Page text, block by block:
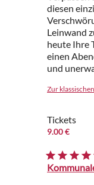
diesen
Leinwand
heute Ihre
einen
und
Zur
Tickets
9.00 €